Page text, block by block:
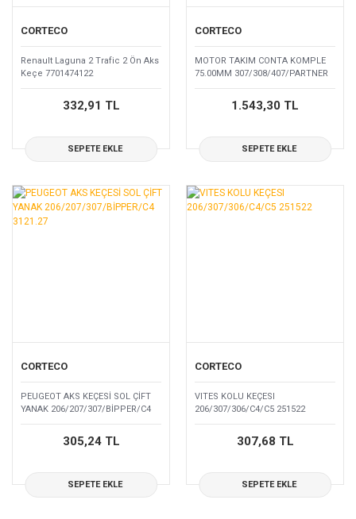
CORTECO
Renault Laguna 2 Trafic 2 Ön Aks
Keçe 7701474122
332,91 TL
SEPETE EKLE
CORTECO
MOTOR TAKIM CONTA KOMPLE
75.00MM 307/308/407/PARTNER
TEPEE/BERLİNGO III/C4 1.6 DİZEL
1.543,30 TL
SEPETE EKLE
CORTECO
PEUGEOT AKS KEÇESİ SOL ÇİFT
YANAK 206/207/307/BİPPER/C4
3121.27
305,24 TL
SEPETE EKLE
CORTECO
VITES KOLU KEÇESI
206/307/306/C4/C5 251522
307,68 TL
SEPETE EKLE